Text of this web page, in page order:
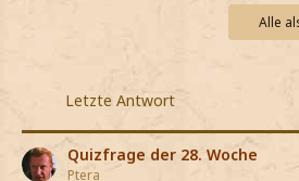
Jetzt Fanclub-
Alle
Letzte Antwort
Quizfrage der 28. Woche
Ptera